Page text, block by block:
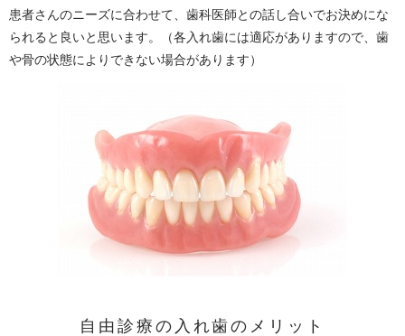
患者さんのニーズに合わせて、歯科医師との話し合いでお決めにな
られると良いと思います。（各入れ歯には適応がありますので、歯
や骨の状態によりできない場合があります）
自由診療の入れ歯のメリット